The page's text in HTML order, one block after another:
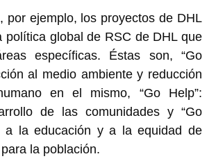
por ejemplo, los proyectos de DHL
política global de RSC de DHL que
específicas. Éstas son, “Go
al medio ambiente y reducción
en el mismo, “Go Help”:
de las comunidades y “Go
a la educación y a la equidad de
la población.